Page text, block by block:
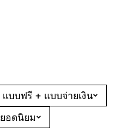
แบบฟรี + แบบจ่ายเงิน
ยอดนิยม